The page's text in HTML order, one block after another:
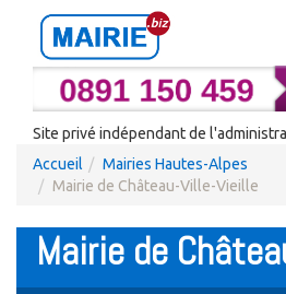
Site privé indépendant de
Accueil
Mairies Hautes-Alpes
Mairie de Château-Ville-Vieille
Mairie de